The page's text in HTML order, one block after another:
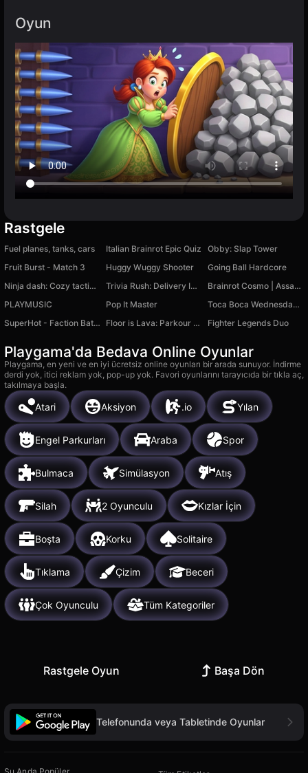
Oyun
Rastgele
Fuel planes, tanks, cars Italian Brainrot Epic Quiz
Obby: Slap Tower
Fruit Burst - Match 3
Huggy Wuggy Shooter
Going Ball Hardcore
Ninja dash: Cozy tactic puzzle
Trivia Rush: Delivery Idle Empire
Brainrot Cosmo | Assasino Cappucino
PLAYMUSIC
Pop It Master
Toca Boca Wednesday Addams
SuperHot - Faction Battle
Floor is Lava: Parkour Run Fighter Legends Duo
Playgama'da Bedava Online Oyunlar
Playgama, en yeni ve en iyi ücretsiz online oyunları bir arada sunuyor. İndirme
derdi yok, itici reklam yok, pop-up yok. Favori oyunlarını tarayıcıda bir tıkla aç,
takılmaya başla.
Atari Aksiyon .io Yılan
Engel Parkurları Araba Spor
Bulmaca Simülasyon Atış
Silah 2 Oyunculu Kızlar İçin
Boşta Korku Solitaire
Tıklama Çizim Beceri
Çok Oyunculu Tüm Kategoriler
Rastgele Oyun Başa Dön
Telefonunda veya Tabletinde Oyunlar